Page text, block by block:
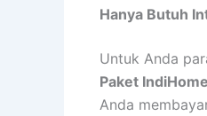
Hanya Butuh
Untuk Anda
Paket
Anda